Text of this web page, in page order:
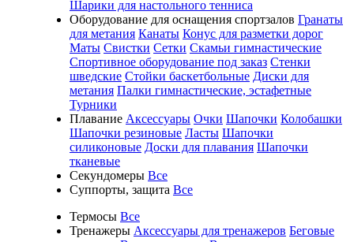
Шарики для настольного тенниса
Оборудование для оснащения спортзалов Гранаты
для метания Канаты Конус для разметки дорог
Маты Свистки Сетки Скамьи гимнастические
Спортивное оборудование под заказ Стенки
шведские Стойки баскетбольные Диски для
метания Палки гимнастические, эстафетные
Турники
Плавание Аксессуары Очки Шапочки Колобашки
Шапочки резиновые Ласты Шапочки
силиконовые Доски для плавания Шапочки
тканевые
Секундомеры Все
Суппорты, защита Все
Термосы Все
Тренажеры Аксессуары для тренажеров Беговые